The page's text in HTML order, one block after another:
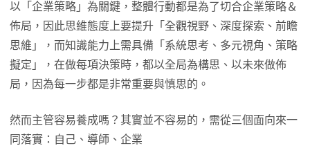
以「企業策略」為關鍵，整體行動都是為了切合企業策略＆
佈局，因此思維態度上要提升「全觀視野、深度探索、前瞻
思維」，而知識能力上需具備「系統思考、多元視角、策略
擬定」，在做每項決策時，都以全局為構思、以未來做佈
局，因為每一步都是非常重要與慎思的。
然而主管容易養成嗎？其實並不容易的，需從三個面向來一
同落實：自己、導師、企業